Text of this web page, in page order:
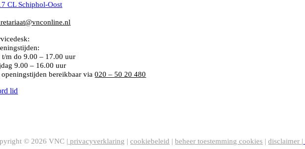
CL Schiphol-Oost
t/m do9.00 – 17.00 uur
9.00 – 16.00 uur
openingstijden bereikbaar via020 – 50 20 480
lid
© 2026VNC | privacyverklaring |cookiebeleid |beheer toestemming cookies |disclaimer |